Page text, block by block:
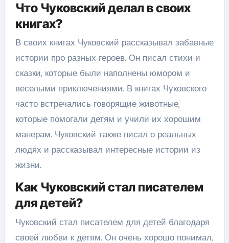
Что Чуковский делал в своих
книгах?
В своих книгах Чуковский рассказывал забавные
истории про разных героев. Он писал стихи и
сказки, которые были наполнены юмором и
веселыми приключениями. В книгах Чуковского
часто встречались говорящие животные,
которые помогали детям и учили их хорошим
манерам. Чуковский также писал о реальных
людях и рассказывал интересные истории из
жизни.
Как Чуковский стал писателем
для детей?
Чуковский стал писателем для детей благодаря
своей любви к детям. Он очень хорошо понимал,